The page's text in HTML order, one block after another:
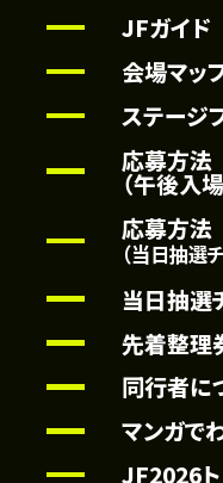
JFガイド
会場マッ
ステージ
応募方法
（午後入
応募方法
（当日抽選
当日抽選
先着整理
同行者に
マンガで
JF2026ト